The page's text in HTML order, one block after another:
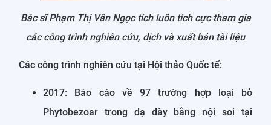
Bác sĩ Phạm Thị Vân Ngọc tích luôn tích cực tham gia
các công trình nghiên cứu, dịch và xuất bản tài liệu
Các công trình nghiên cứu tại Hội thảo Quốc tế:
2017: Báo cáo về 97 trường hợp loại bỏ
Phytobezoar trong dạ dày bằng nội soi tại